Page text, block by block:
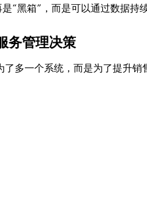
“黑箱”，而是可以通过数据持续
务管理决策
了多一个系统，而是为了提升